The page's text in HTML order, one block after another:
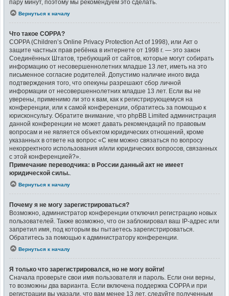
пару минут, поэтому мы рекомендуем это сделать.
Вернуться к началу
Что такое COPPA?
COPPA (Children’s Online Privacy Protection Act of 1998), или Акт о
защите частных прав ребёнка в интернете от 1998 г. — это закон
Соединённых Штатов, требующий от сайтов, которые могут собирать
информацию от несовершеннолетних младше 13 лет, иметь на это
письменное согласие родителей. Допустимо наличие иного вида
подтверждения того, что опекуны разрешают сбор личной
информации от несовершеннолетних младше 13 лет. Если вы не
уверены, применимо ли это к вам, как к регистрирующемуся на
конференции, или к самой конференции, обратитесь за помощью к
юрисконсульту. Обратите внимание, что phpBB Limited администрация
данной конференции не может давать рекомендаций по правовым
вопросам и не является объектом юридических отношений, кроме
указанных в ответе на вопрос «С кем можно связаться по вопросу
некорректного использования и/или юридических вопросов, связанных
с этой конференцией?».
Примечание переводчика: в России данный акт не имеет
юридической силы.
Вернуться к началу
Почему я не могу зарегистрироваться?
Возможно, администратор конференции отключил регистрацию новых
пользователей. Также возможно, что он заблокировал ваш IP-адрес или
запретил имя, под которым вы пытаетесь зарегистрироваться.
Обратитесь за помощью к администратору конференции.
Вернуться к началу
Я только что зарегистрировался, но не могу войти!
Сначала проверьте свои имя пользователя и пароль. Если они верны,
то возможны два варианта. Если включена поддержка COPPA и при
регистрации вы указали, что вам менее 13 лет, следуйте полученным